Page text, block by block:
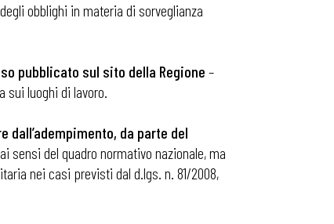
obblighi in materia di sorveglianza
pubblicato sul sito della Regione –
sui luoghi di lavoro.
da parte del
sensi del quadro normativo nazionale, ma
nei casi previsti dal d.lgs. n. 81/2008,